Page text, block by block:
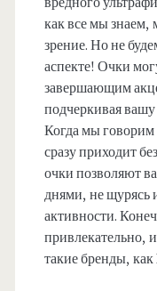
как все мы знаем,
зрение. Но не
аспекте! Очки
завершающим
подчеркивая
Когда мы
сразу приходит
очки позволяют
днями, не щурясь
активности.
привлекательно,
такие бренды,